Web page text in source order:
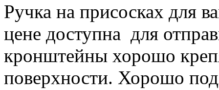
Ручка на присосках для
цене доступна для
кронштейны хорошо
поверхности. Хорошо